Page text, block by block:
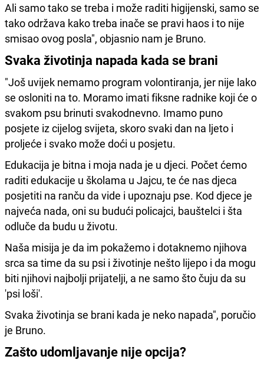
Ali samo tako se treba i može raditi higijenski, samo se
tako održava kako treba inače se pravi haos i to nije
smisao ovog posla", objasnio nam je Bruno.
Svaka životinja napada kada se brani
"Još uvijek nemamo program volontiranja, jer nije lako
se osloniti na to. Moramo imati fiksne radnike koji će o
svakom psu brinuti svakodnevno. Imamo puno
posjete iz cijelog svijeta, skoro svaki dan na ljeto i
proljeće i svako može doći u posjetu.
Edukacija je bitna i moja nada je u djeci. Počet ćemo
raditi edukacije u školama u Jajcu, te će nas djeca
posjetiti na ranču da vide i upoznaju pse. Kod djece je
najveća nada, oni su budući policajci, bauštelci i šta
odluče da budu u životu.
Naša misija je da im pokažemo i dotaknemo njihova
srca sa time da su psi i životinje nešto lijepo i da mogu
biti njihovi najbolji prijatelji, a ne samo što čuju da su
'psi loši'.
Svaka životinja se brani kada je neko napada", poručio
je Bruno.
Zašto udomljavanje nije opcija?